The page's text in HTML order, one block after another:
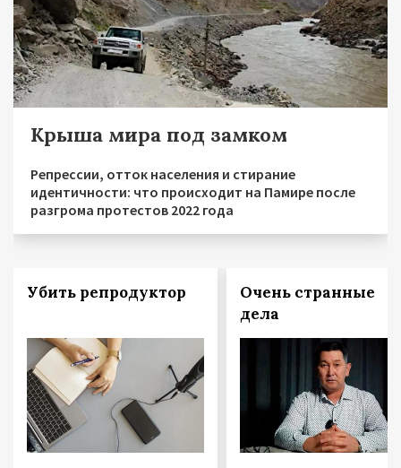
Крыша мира под замком
Репрессии, отток населения и стирание
идентичности: что происходит на Памире после
разгрома протестов 2022 года
Убить репродуктор
Очень странные
дела